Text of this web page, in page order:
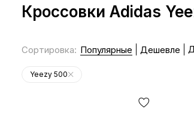
Кроссовки Adidas
Сортировка: Популярные Дешевле
Yeezy 500